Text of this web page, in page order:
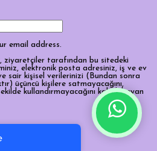
Alışveriş
email address.
ziyaretçiler tarafından bu sitedeki
elektronik posta adresiniz, iş ve ev
sair kişisel verilerinizi (Bundan sonra
üçüncü kişilere satmayacağını,
kullandırmayacağını kabul, beyan